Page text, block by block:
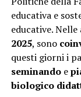
educativa e
educative. Nelle
2025, sono
questi giorni i
seminandoe
biologico